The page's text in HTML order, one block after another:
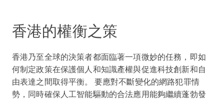
香港的權衡之策
香港乃至全球的決策者都面臨著一項微妙的任務，即如
何制定政策在保護個人和知識產權與促進科技創新和自
由表達之間取得平衡。 要應對不斷變化的網路犯罪情
勢，同時確保人工智能驅動的合法應用能夠繼續蓬勃發